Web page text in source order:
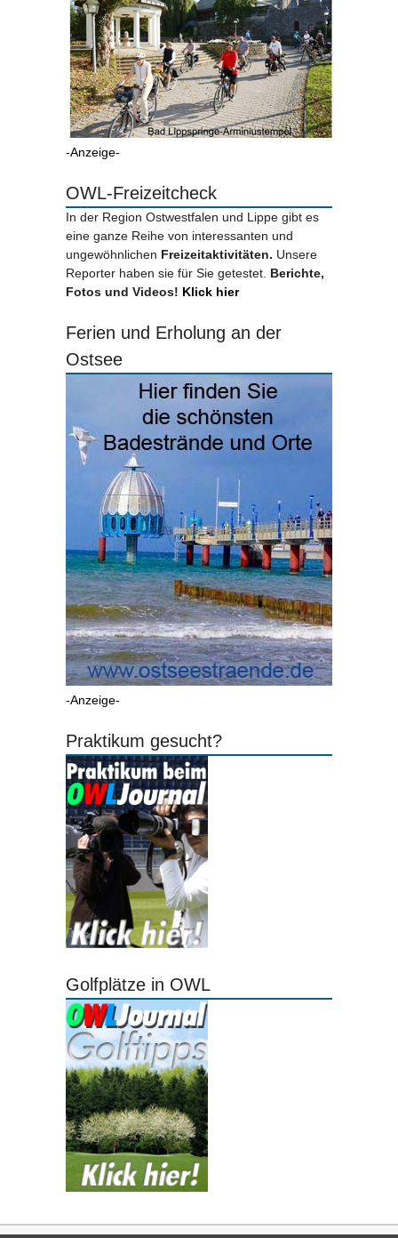
-Anzeige-
OWL-Freizeitcheck
In der Region Ostwestfalen und Lippe gibt es
eine ganze Reihe von interessanten und
ungewöhnlichen Freizeitaktivitäten. Unsere
Reporter haben sie für Sie getestet. Berichte,
Fotos und Videos! Klick hier
Ferien und Erholung an der
Ostsee
-Anzeige-
Praktikum gesucht?
Golfplätze in OWL